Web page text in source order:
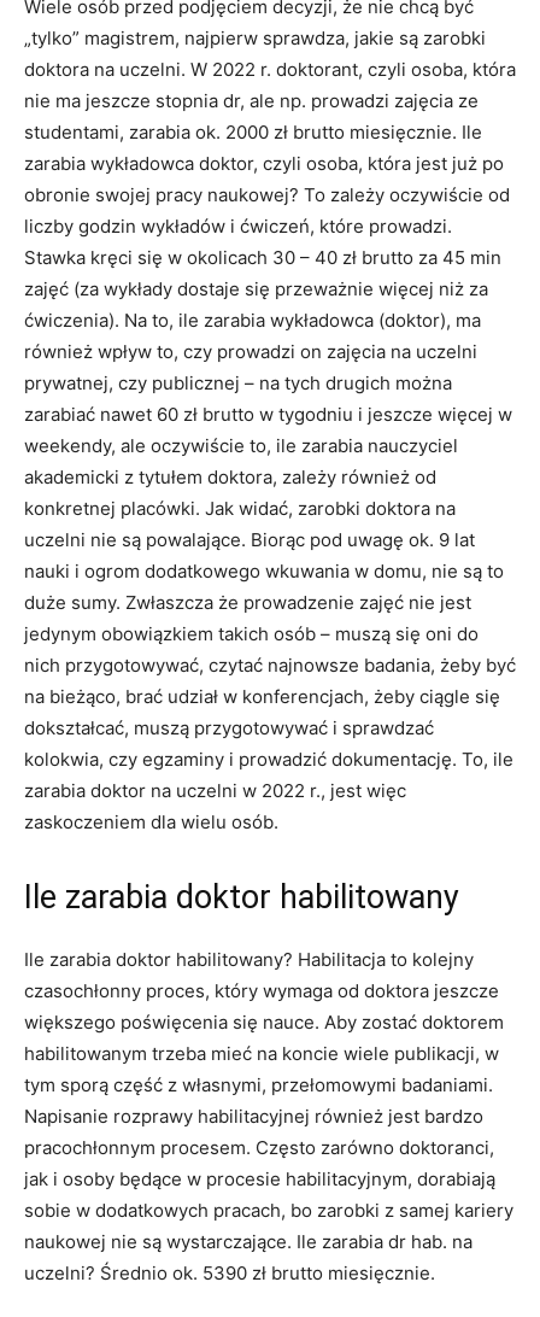
Wiele osób przed podjęciem decyzji, że nie chcą być
„tylko” magistrem, najpierw sprawdza, jakie są zarobki
doktora na uczelni. W 2022 r. doktorant, czyli osoba, która
nie ma jeszcze stopnia dr, ale np. prowadzi zajęcia ze
studentami, zarabia ok. 2000 zł brutto miesięcznie. Ile
zarabia wykładowca doktor, czyli osoba, która jest już po
obronie swojej pracy naukowej? To zależy oczywiście od
liczby godzin wykładów i ćwiczeń, które prowadzi.
Stawka kręci się w okolicach 30 – 40 zł brutto za 45 min
zajęć (za wykłady dostaje się przeważnie więcej niż za
ćwiczenia). Na to, ile zarabia wykładowca (doktor), ma
również wpływ to, czy prowadzi on zajęcia na uczelni
prywatnej, czy publicznej – na tych drugich można
zarabiać nawet 60 zł brutto w tygodniu i jeszcze więcej w
weekendy, ale oczywiście to, ile zarabia nauczyciel
akademicki z tytułem doktora, zależy również od
konkretnej placówki. Jak widać, zarobki doktora na
uczelni nie są powalające. Biorąc pod uwagę ok. 9 lat
nauki i ogrom dodatkowego wkuwania w domu, nie są to
duże sumy. Zwłaszcza że prowadzenie zajęć nie jest
jedynym obowiązkiem takich osób – muszą się oni do
nich przygotowywać, czytać najnowsze badania, żeby być
na bieżąco, brać udział w konferencjach, żeby ciągle się
dokształcać, muszą przygotowywać i sprawdzać
kolokwia, czy egzaminy i prowadzić dokumentację. To, ile
zarabia doktor na uczelni w 2022 r., jest więc
zaskoczeniem dla wielu osób.
Ile zarabia doktor habilitowany
Ile zarabia doktor habilitowany? Habilitacja to kolejny
czasochłonny proces, który wymaga od doktora jeszcze
większego poświęcenia się nauce. Aby zostać doktorem
habilitowanym trzeba mieć na koncie wiele publikacji, w
tym sporą część z własnymi, przełomowymi badaniami.
Napisanie rozprawy habilitacyjnej również jest bardzo
pracochłonnym procesem. Często zarówno doktoranci,
jak i osoby będące w procesie habilitacyjnym, dorabiają
sobie w dodatkowych pracach, bo zarobki z samej kariery
naukowej nie są wystarczające. Ile zarabia dr hab. na
uczelni? Średnio ok. 5390 zł brutto miesięcznie.